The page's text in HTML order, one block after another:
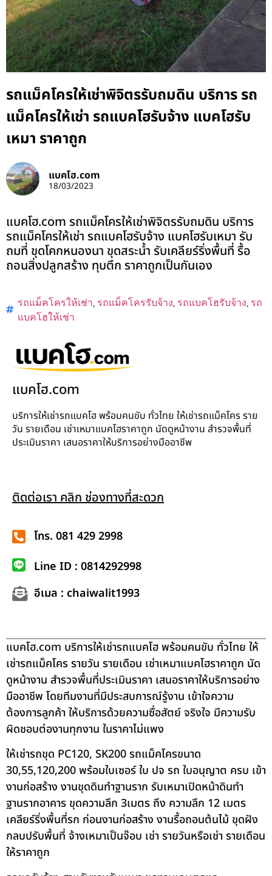
รถแม็คโครให้เช่าพิจิตรรับถมดิน บริการ รถ
แม็คโครให้เช่า รถแบคโฮรับจ้าง แบคโฮรับ
เหมา ราคาถูก
แบคโฮ.com
18/03/2023
แบคโฮ.com รถแม็คโครให้เช่าพิจิตรรับถมดิน บริการ
รถแม็คโครให้เช่า รถแบคโฮรับจ้าง แบคโฮรับเหมา รับ
ถมที่ ขุดโคกหนองนา ขุดสระน้ำ รับเคลียร์ริ่งพื้นที่ รื้อ
ถอนสิ่งปลูกสร้าง ทุบตึก ราคาถูกเป็นกันเอง
รถแม็คโครให้เช่า, รถแม็คโครรับจ้าง, รถแบคโฮรับจ้าง, รถ
แบคโฮให้เช่า
แบคโฮ.com
บริการให้เช่ารถแบคโฮ พร้อมคนขับ ทั่วไทย ให้เช่ารถแม็คโคร ราย
วัน รายเดือน เช่าเหมาแบคโฮราคาถูก นัดดูหน้างาน สำรวจพื้นที่
ประเมินราคา เสนอราคาให้บริการอย่างมืออาชีพ
ติดต่อเรา คลิก ช่องทางที่สะดวก
โทร. 081 429 2998
Line ID : 0814292998
อีเมล : chaiwalit1993
แบคโฮ.com บริการให้เช่ารถแบคโฮ พร้อมคนขับ ทั่วไทย ให้
เช่ารถแม็คโคร รายวัน รายเดือน เช่าเหมาแบคโฮราคาถูก นัด
ดูหน้างาน สำรวจพื้นที่ประเมินราคา เสนอราคาให้บริการอย่าง
มืออาชีพ โดยทีมงานที่มีประสบการณ์รู้งาน เข้าใจความ
ต้องการลูกค้า ให้บริการด้วยความซื่อสัตย์ จริงใจ มีความรับ
ผิดชอบต่องานทุกงาน ในราคาไม่แพง
ให้เช่ารถขุด PC120, SK200 รถแม็คโครขนาด
30,55,120,200 พร้อมใบเซอร์ ใบ ปจ รถ ใบอนุญาต ครบ เข้า
งานก่อสร้าง งานขุดดินทำฐานราก รับเหมาเปิดหน้าดินทำ
ฐานรากอาคาร ขุดความลึก 3เมตร ถึง ความลึก 12 เมตร
เคลียร์ริ่งพื้นที่รก ก่อนงานก่อสร้าง งานรื้อถอนต้นไม้ ขุดฝัง
กลบปรับพื้นที่ จ้างเหมาเป็นจ๊อบ เช่า รายวันหรือเช่า รายเดือน
ให้ราคาถูก